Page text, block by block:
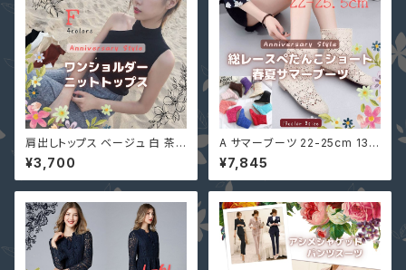
肩出しトップス ベージュ 白 茶
即納 黒 ニット ワンショルダー ノ
ースリーブ ショート丈 プルオー
バー 9001401 アメリカンスリ
クトップ キャミソール ブラウン
ホワイト Free フリーサイズ 90
01457
¥3,700
A サマーブーツ 22-25cm 13色
夏ブーツ 即納 レース ショート
ブーツ シースルー ローヒール
ぺたんこ BW132773-A
¥7,845